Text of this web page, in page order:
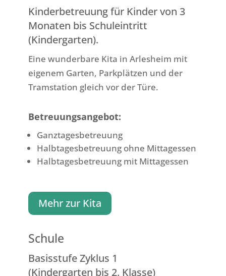
Kinderbetreuung für Kinder von 3
Monaten bis Schuleintritt
(Kindergarten).
Eine wunderbare Kita in Arlesheim mit
eigenem Garten, Parkplätzen und der
Tramstation gleich vor der Türe.
Betreuungsangebot:
Ganztagesbetreuung
Halbtagesbetreuung ohne Mittagessen
Halbtagesbetreuung mit Mittagessen
Mehr zur Kita
Schule
Basisstufe Zyklus 1
(Kindergarten bis 2. Klasse)